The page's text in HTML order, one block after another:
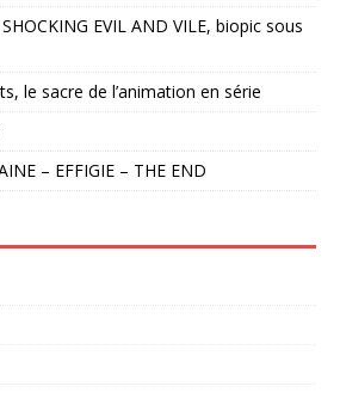
EVIL AND VILE, biopic sous
le sacre de l’animation en série
– EFFIGIE – THE END